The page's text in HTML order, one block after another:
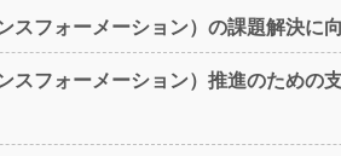
スフォーメーション）の課題解決に
スフォーメーション）推進のための